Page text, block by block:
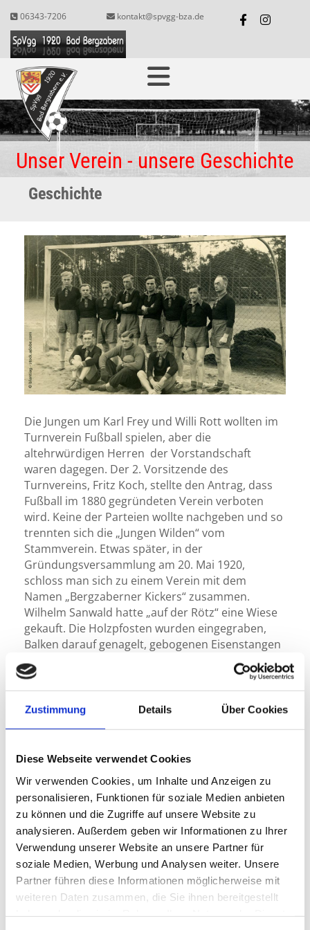
Zustimmung Details Über Cookies
Diese Webseite verwendet Cookies
Wir verwenden Cookies, um Inhalte und Anzeigen zu
personalisieren, Funktionen für soziale Medien anbieten
zu können und die Zugriffe auf unsere Website zu
analysieren. Außerdem geben wir Informationen zu Ihrer
Verwendung unserer Website an unsere Partner für
soziale Medien, Werbung und Analysen weiter. Unsere
Partner führen diese Informationen möglicherweise mit
weiteren Daten zusammen, die Sie ihnen bereitgestellt
 06343-7206  kontakt@spvgg-bza.de
Unser Verein - unsere Geschichte
Geschichte
Die Jungen um Karl Frey und Willi Rott wollten im
Turnverein Fußball spielen, aber die
altehrwürdigen Herren der Vorstandschaft
waren dagegen. Der 2. Vorsitzende des
Turnvereins, Fritz Koch, stellte den Antrag, dass
Fußball im 1880 gegründeten Verein verboten
wird. Keine der Parteien wollte nachgeben und so
trennten sich die „Jungen Wilden“ vom
Stammverein. Etwas später, in der
Gründungsversammlung am 20. Mai 1920,
schloss man sich zu einem Verein mit dem
Namen „Bergzaberner Kickers“ zusammen.
Wilhelm Sanwald hatte „auf der Rötz“ eine Wiese
gekauft. Die Holzpfosten wurden eingegraben,
Balken darauf genagelt, gebogenen Eisenstangen
daran befestigt, Maschendraht angenagelt und
fertig war die Sportstätte. Auf dieser Wiese
wurden bis kurz vor dem 2. Weltkrieg die
Heimspiele ausgetragen. In den ersten beiden
zerbombten Mittelstadt zwecks Auffüllung auf die
Rötzwiesen verbracht. Die aus dem Krieg nach
Hause zurückgekehrten SVB´ler ebneten den
Schutt ein, fuhren Erde darauf und planierten den
Platz „auf der Oberrötz“ ein. Die Anlage war zwar
etwas schief, aber das tat der Begeisterung
keinen Abbruch. Bereits 1952 begann die
Diskussion über die Verlegung des Sportplatzes
wegen der Planung einer Kuranlage. Ab 1955